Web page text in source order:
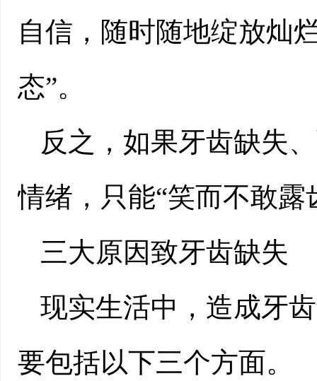
自信，随时随地绽放灿
态”。
反之，如果牙齿缺失
情绪，只能“笑而不敢
三大原因致牙齿缺失
现实生活中，造成牙
要包括以下三个方面。